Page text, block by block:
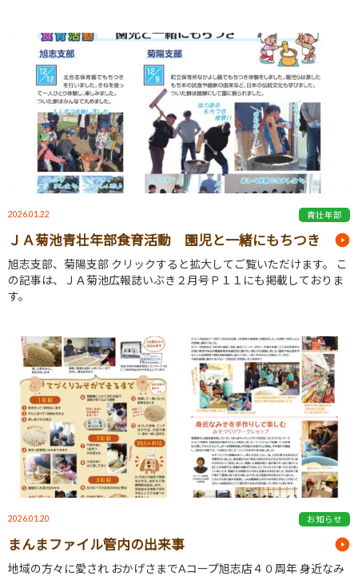
2026.01.22 青壮年部
ＪＡ菊池青壮年部食育活動 園児と一緒にもちつき
旭志支部、菊陽支部 クリックすると拡大してご覧いただけます。 こ
の記事は、ＪＡ菊池広報誌いぶき２月号Ｐ１１にも掲載しておりま
す。
2026.01.20 お知らせ
まんまファイル管内の出来事
地域の方々に愛され おかげさまでAコープ旭志店４０周年 身近なみ